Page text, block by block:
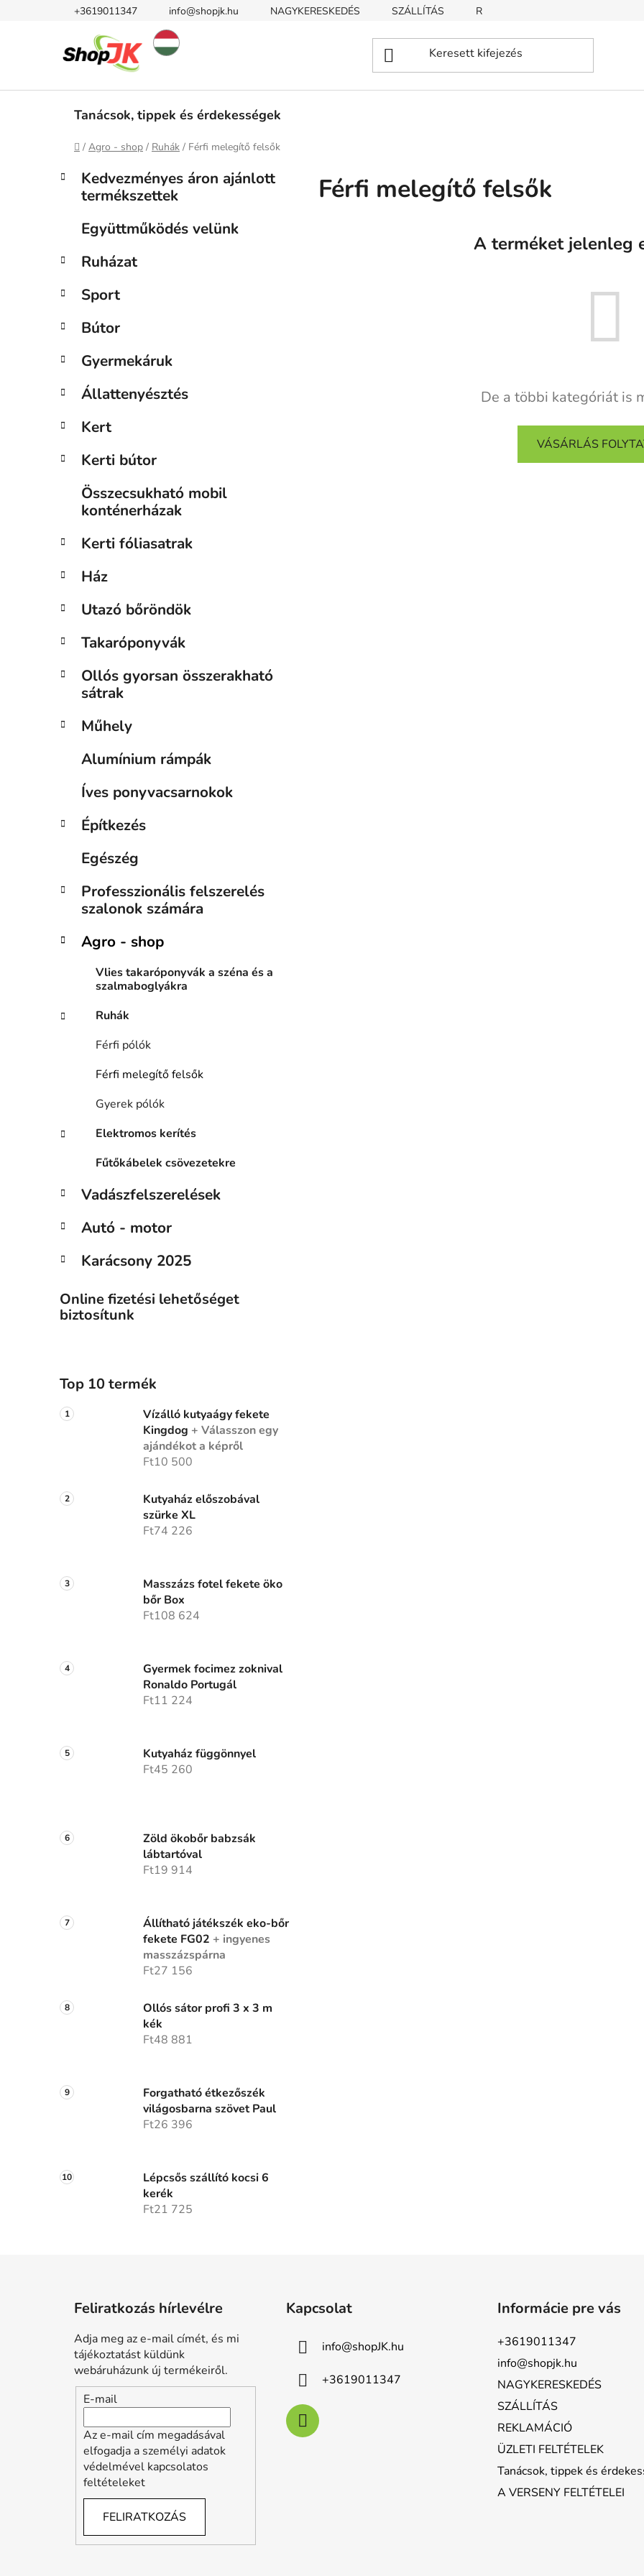
+3619011347 info@shopjk.hu NAGYKERESKEDÉS SZÁLLÍTÁS REKLAMÁCIÓ
Tanácsok, tippek és érdekességek
Kezdőlap
/ Agro - shop / Ruhák / Férfi melegítő felsők
O
s
p
a
e
Kategóriák
átugrása
K
a
r
á
Kedvezményes áron ajánlott
termékszettek
Együttműködés velünk
Ruházat
Sport
Bútor
Gyermekáruk
Állattenyésztés
Kert
Kerti bútor
Összecsukható mobil
konténerházak
Kerti fóliasatrak
Ház
Utazó bőröndök
Takaróponyvák
Ollós gyorsan összerakható
sátrak
Műhely
Alumínium rámpák
Íves ponyvacsarnokok
Építkezés
Egészég
Professzionális felszerelés
szalonok számára
Agro - shop
Vlies takaróponyvák a széna és a
szalmaboglyákra
Ruhák
Férfi pólók
Férfi melegítő felsők
Gyerek pólók
Elektromos kerítés
Fűtőkábelek csövezetekre
Vadászfelszerelések
Autó - motor
Karácsony 2025
Online fizetési lehetőséget
biztosítunk
Top 10 termék
Vízálló kutyaágy fekete
Kingdog + Válasszon egy
ajándékot a képről
Ft10 500
Kutyaház előszobával
szürke XL
Ft74 226
Masszázs fotel fekete öko
bőr Box
Ft108 624
Gyermek focimez zoknival
Ronaldo Portugál
Ft11 224
Kutyaház függönnyel
Ft45 260
Zöld ökobőr babzsák
lábtartóval
Ft19 914
Állítható játékszék eko-bőr
fekete FG02 + ingyenes
masszázspárna
Ft27 156
Ollós sátor profi 3 x 3 m
kék
Ft48 881
Forgatható étkezőszék
világosbarna szövet Paul
Ft26 396
Lépcsős szállító kocsi 6
kerék
Ft21 725
Férfi melegítő felsők
A terméket jelenleg
De a többi kategóriát is
VÁSÁRLÁS
Feliratkozás hírlevélre
Adja meg az e-mail címét, és mi
tájékoztatást küldünk
webáruházunk új termékeiről.
E-mail
Az e-mail cím megadásával
elfogadja a személyi adatok
védelmével kapcsolatos
feltételeket
FELIRATKOZÁS
Kapcsolat
info@shopJK.hu
+3619011347
Informácie pre vás
+3619011347
info@shopjk.hu
NAGYKERESKEDÉS
SZÁLLÍTÁS
REKLAMÁCIÓ
ÜZLETI FELTÉTELEK
Tanácsok, tippek és
A VERSENY FELTÉTELEI